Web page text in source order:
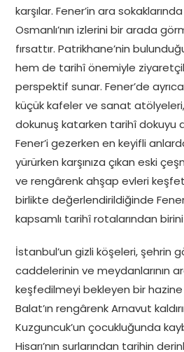
karşılar. Fener’in ara
Osmanlı’nın izlerini bir arada
fırsattır. Patrikhane’nin
hem de tarihî önemiyle
perspektif sunar. Fener’de
küçük kafeler ve sanat
dokunuş katarken tarihî dokuyu
Fener’i gezerken en keyifli
yürürken karşınıza çıkan eski
ve rengârenk ahşap evleri
birlikte değerlendirildiğinde
kapsamlı tarihî rotalarından
İstanbul’un gizli köşeleri, şehrin
caddelerinin ve meydanlarının
keşfedilmeyi bekleyen bir hazine
Balat’ın rengârenk Arnavut
Kuzguncuk’un çocukluğunda
Hisarı’nın surlarından tarihin